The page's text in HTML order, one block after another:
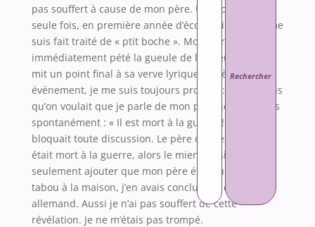
pas souffert à cause de mon père. Une fois, une
seule fois, en première année d’école primaire, je me
suis fait traité de « ptit boche ». Mon frère a
immédiatement pété la gueule de l’orateur, ce qui
mit un point final à sa verve lyrique. Après ce non
événement, je me suis toujours protégé : chaque fois
qu’on voulait que je parle de mon père, je répondais
spontanément : « Il est mort à la guerre ! », ce qui
bloquait toute discussion. Le père de mes frères
était mort à la guerre, alors le mien aussi. Je dois
seulement ajouter que mon père étant un sujet
tabou à la maison, j’en avais conclu qu’il était donc
allemand. Aussi je n’ai pas souffert de cette
révélation. Je ne m’étais pas trompé.